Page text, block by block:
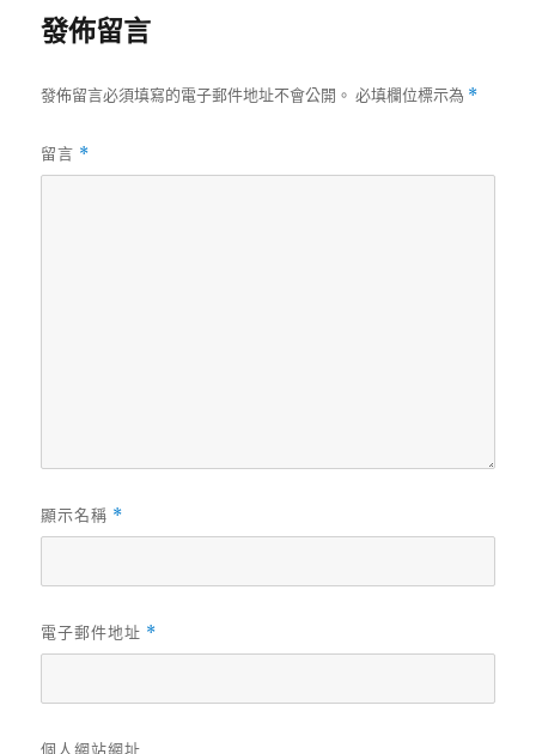
發佈留言
發佈留言必須填寫的電子郵件地址不會公開。 必填欄位標示為 *
留言 *
顯示名稱 *
電子郵件地址 *
個人網站網址